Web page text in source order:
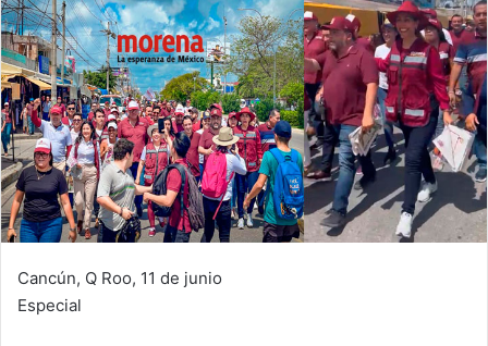
Cancún, Q Roo, 11 de junio
Especial